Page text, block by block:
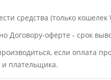
средства (только
Договору-оферте - срок
если оплата
плательщика.